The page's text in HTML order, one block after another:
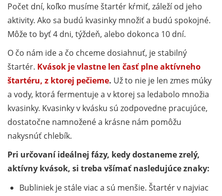
Počet dní, koľko musíme štartér kŕmiť, záleží od jeho
aktivity. Ako sa budú kvasinky množiť a budú spokojné.
Môže to byť 4 dni, týždeň, alebo dokonca 10 dní.
O čo nám ide a čo chceme dosiahnuť, je stabilný
štartér. Kvások je vlastne len časť plne aktívneho
štartéru, z ktorej pečieme. Už to nie je len zmes múky
a vody, ktorá fermentuje a v ktorej sa ledabolo množia
kvasinky. Kvasinky v kvásku sú zodpovedne pracujúce,
dostatočne namnožené a krásne nám pomôžu
nakysnúť chlebík.
Pri určovaní ideálnej fázy, kedy dostaneme zrelý,
aktívny kvások, si treba všímať nasledujúce znaky:
Bubliniek je stále viac a sú menšie. Štartér v najviac